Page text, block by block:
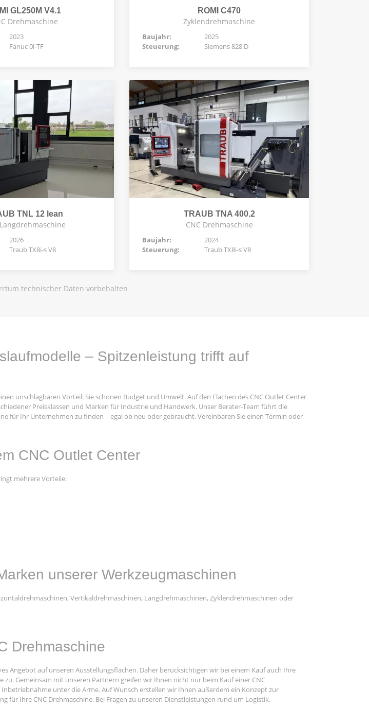
GL250M V4.1
Drehmaschine
2023
Fanuc 0i-TF
ROMI C470
Zyklendrehmaschine
Baujahr:
2025
Steuerung:
Siemens 828 D
TNL 12 lean
2026
Traub TX8i-s V8
TRAUB TNA 400.2
CNC Drehmaschine
Baujahr:
2024
Steuerung:
Traub TX8i-s V8
technischer Daten vorbehalten
– Spitzenleistung trifft auf
unschlagbaren Vorteil: Sie schonen Budget und Umwelt. Auf den Flächen des CNC Outlet Center
Preisklassen und Marken für Industrie und Handwerk. Unser Berater-Team führt die
für Ihr Unternehmen zu finden – egal ob neu oder gebraucht. Vereinbaren Sie einen Termin oder
CNC Outlet Center
mehrere Vorteile:
unserer Werkzeugmaschinen
Vertikaldrehmaschinen, Langdrehmaschinen, Zyklendrehmaschinen oder
Drehmaschine
Angebot auf unseren Ausstellungsflächen. Daher berücksichtigen wir bei einem Kauf auch Ihre
Gemeinsam mit unseren Partnern greifen wir Ihnen nicht nur beim Kauf einer CNC
unter die Arme. Auf Wunsch erstellen wir Ihnen außerdem ein Konzept zur
für Ihre CNC Drehmaschine. Bei Fragen zu unseren Dienstleistungen rund um Logistik,